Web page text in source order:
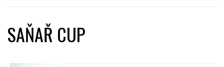
SAŇAŘ CUP